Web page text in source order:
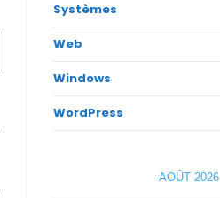
Systèmes
Web
Windows
WordPress
AOÛT 2026